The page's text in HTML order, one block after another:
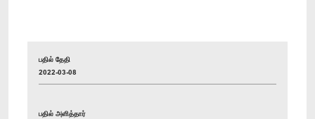
பதில் தேதி
2022-03-08
பதில் அளித்தார்